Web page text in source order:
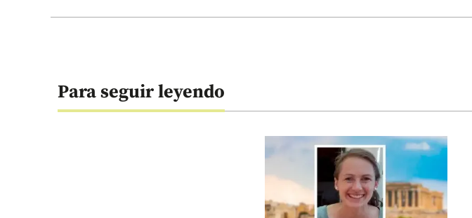
Para seguir leyendo